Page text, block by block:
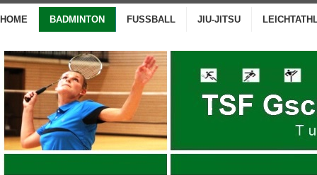
HOME BADMINTON FUSSBALL JIU-JITSU